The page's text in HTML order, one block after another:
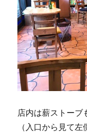
店内は薪ストーブ
（入口から見て左